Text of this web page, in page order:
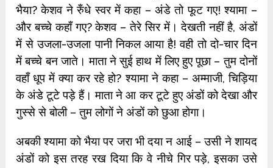
भैया? केशव ने रुँधे स्‍वर में कहा – अंडे तो फूट गए! श्‍यामा –
और बच्‍चे कहाँ गए? केशव – तेरे सिर में। देखती नहीं है, अंडों
में से उजला-उजला पानी निकल आया है! वही तो दो-चार दिन
में बच्‍चे बन जाते। माता ने सुई हाथ में लिए हुए पूछा – तुम दोनों
वहाँ धूप में क्‍या कर रहे हो? श्‍यामा ने कहा – अम्माजी, चिड़िया
के अंडे टूटे पड़े हैं। माता ने आ कर टूटे हुए अंडों को देखा और
गुस्‍से से बोली – तुम लोगों ने अंडों को छुआ होगा।
अबकी श्‍यामा को भैया पर जरा भी दया न आई – उसी ने शायद
अंडों को इस तरह रख दिया कि वे नीचे गिर पड़े, इसका उसे